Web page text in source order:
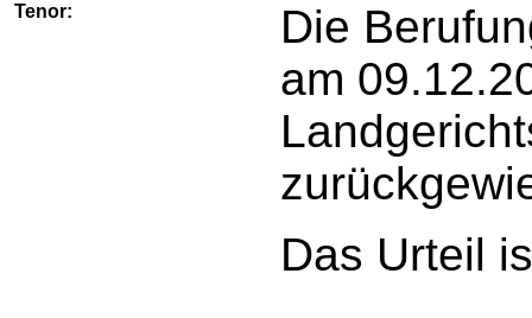
Tenor:
Die
am
Das Urteil